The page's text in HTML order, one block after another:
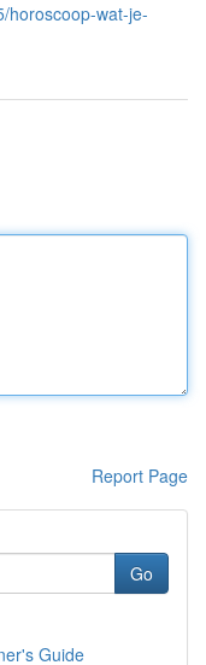
horoscoop-wat-je-
Report Page
Go
Guide